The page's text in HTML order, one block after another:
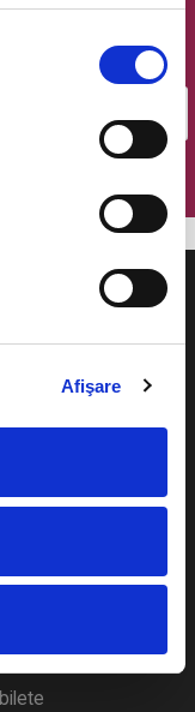
Afişare
cu cele mai noi
bilete?
acasa